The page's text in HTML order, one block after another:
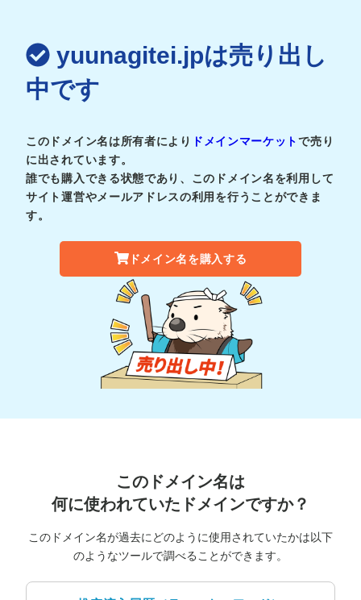
yuunagitei.jpは売り出し
中です
このドメイン名は所有者により ドメインマーケットで売り
に出されています。
誰でも購入できる状態であり、このドメイン名を利用して
サイト運営やメールアドレスの利用を行うことができま
す。
ドメイン名を購入する
このドメイン名は
何に使われていたドメインですか？
このドメイン名が過去にどのように使用されていたかは以下
のようなツールで調べることができます。